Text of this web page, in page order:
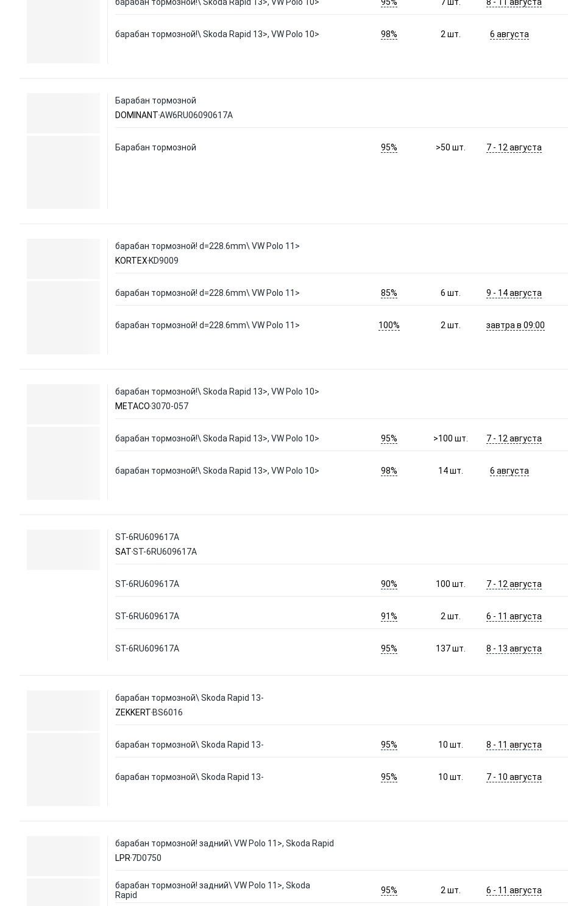
барабан тормозной!\ Skoda Rapid 13>, VW Polo 10> 98% 2шт. 6 августа
Барабан тормозной
DOMINANTAW6RU06090617A
Барабан тормозной 95% >50шт. 7 - 12 августа
барабан тормозной! d=228.6mm\ VW Polo 11>
KORTEX KD9009
барабан тормозной! d=228.6mm\ VW Polo 11> 85% 6шт. 9 - 14 августа
барабан тормозной! d=228.6mm\ VW Polo 11> 100% 2шт. завтра в 09:00
барабан тормозной!\ Skoda Rapid 13>, VW Polo 10>
METACO3070-057
барабан тормозной!\ Skoda Rapid 13>, VW Polo 10> 95% >100шт. 7 - 12 августа
барабан тормозной!\ Skoda Rapid 13>, VW Polo 10> 98% 14шт. 6 августа
ST-6RU609617A
SATST-6RU609617A
ST-6RU609617A 90% 100шт. 7 - 12 августа
ST-6RU609617A 91% 2шт. 6 - 11 августа
ST-6RU609617A 95% 137шт. 8 - 13 августа
барабан тормозной\ Skoda Rapid 13-
ZEKKERT BS6016
барабан тормозной\ Skoda Rapid 13- 95% 10шт. 8 - 11 августа
барабан тормозной\ Skoda Rapid 13- 95% 10шт. 7 - 10 августа
барабан тормозной! задний\ VW Polo 11>, Skoda Rapid
LPR 7D0750
барабан тормозной! задний\ VW Polo 11>, Skoda
Rapid
95% 2шт. 6 - 11 августа